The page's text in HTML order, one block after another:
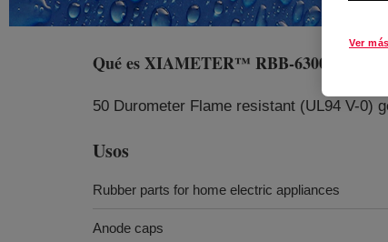
Qué esXIAMETER™ RBB-6300-50 Base
50 Durometer Flame resistant (UL94 V-0)
Usos
Rubber parts for home electric appliances
Anode caps
Ver